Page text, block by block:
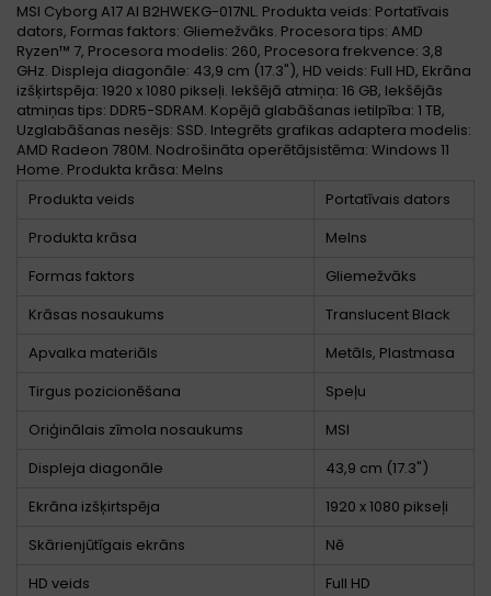
MSI Cyborg A17 AI B2HWEKG-017NL. Produkta veids: Portatīvais
dators, Formas faktors: Gliemežvāks. Procesora tips: AMD
Ryzen™ 7, Procesora modelis: 260, Procesora frekvence: 3,8
GHz. Displeja diagonāle: 43,9 cm (17.3"), HD veids: Full HD, Ekrāna
izšķirtspēja: 1920 x 1080 pikseļi. Iekšējā atmiņa: 16 GB, Iekšējās
atmiņas tips: DDR5-SDRAM. Kopējā glabāšanas ietilpība: 1 TB,
Uzglabāšanas nesējs: SSD. Integrēts grafikas adaptera modelis:
AMD Radeon 780M. Nodrošināta operētājsistēma: Windows 11
Home. Produkta krāsa: Melns
Produkta veids
Portatīvais dators
Produkta krāsa
Melns
Formas faktors
Gliemežvāks
Krāsas nosaukums
Translucent Black
Apvalka materiāls
Metāls, Plastmasa
Tirgus pozicionēšana
Speļu
Oriģinālais zīmola nosaukums
MSI
Displeja diagonāle
43,9 cm (17.3")
Ekrāna izšķirtspēja
1920 x 1080 pikseļi
Skārienjūtīgais ekrāns
Nē
HD veids
Full HD